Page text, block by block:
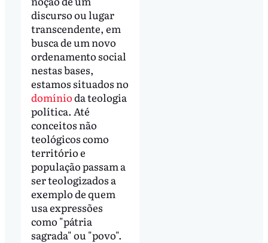
discurso ou lugar
transcendente, em
busca de um novo
ordenamento social
nestas bases,
estamos situados no
domínioda teologia
política. Até
conceitos não
teológicos como
território e
população passam a
ser teologizados a
exemplo de quem
usa expressões
como "pátria
sagrada" ou "povo".